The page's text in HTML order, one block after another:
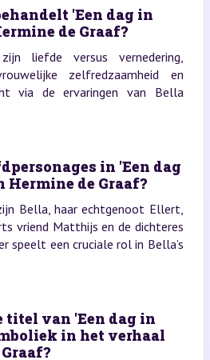
'Een dag in
de Graaf?
liefde versus vernedering,
zelfredzaamheid en
via de ervaringen van Bella
in 'Een dag
Hermine de Graaf?
Bella, haar echtgenoot Ellert,
vriend Matthijs en de dichteres
speelt een cruciale rol in Bella’s
titel van 'Een dag in
in het verhaal